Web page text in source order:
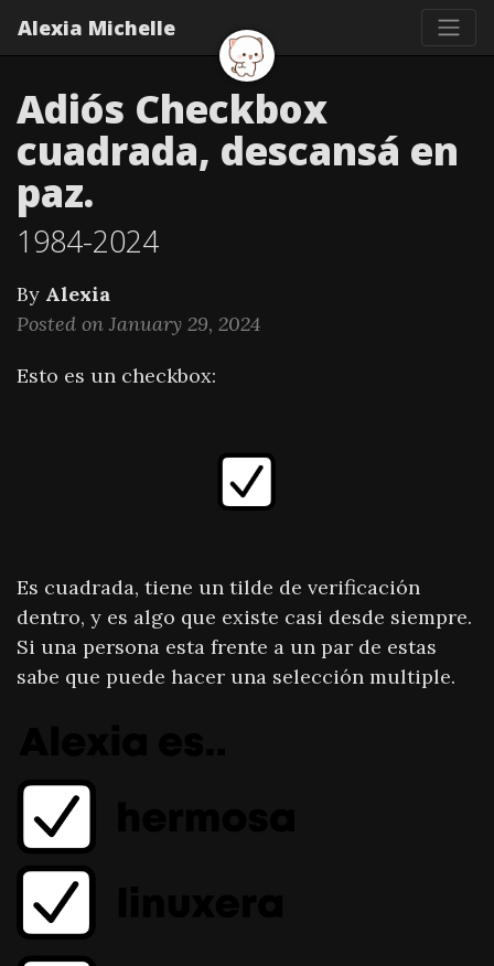
Alexia Michelle
Adiós Checkbox
cuadrada, descansá en
paz.
1984-2024
By Alexia
Posted on January 29, 2024
Esto es un checkbox:
Es cuadrada, tiene un tilde de verificación
dentro, y es algo que existe casi desde siempre.
Si una persona esta frente a un par de estas
sabe que puede hacer una selección multiple.